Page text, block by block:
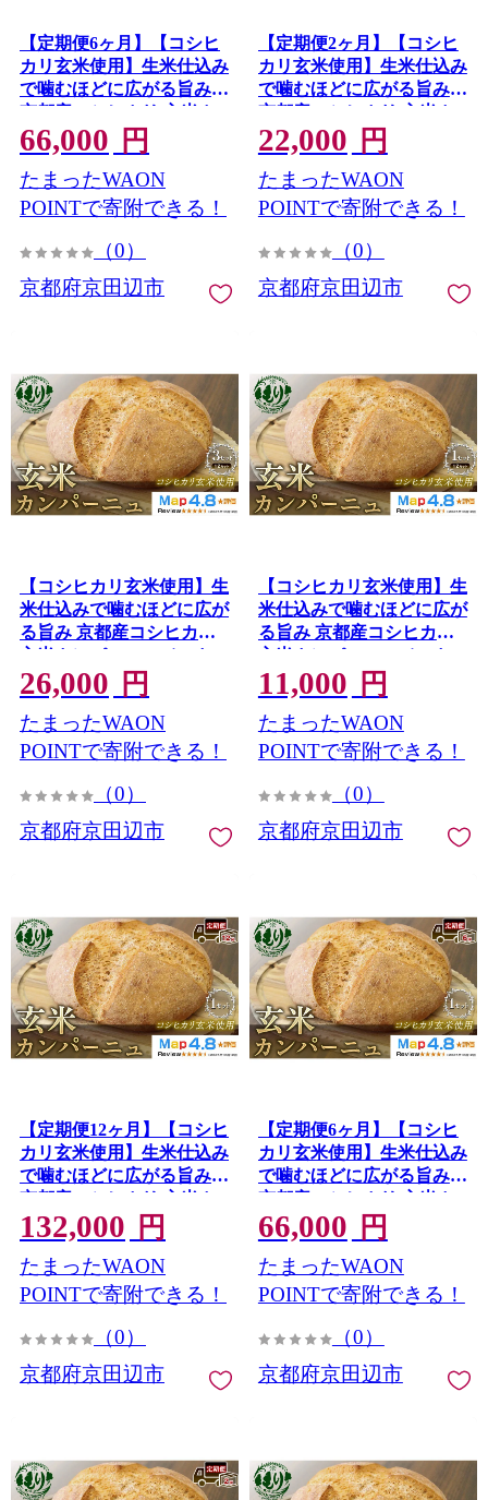
【定期便6ヶ月】【コシヒ
カリ玄米使用】生米仕込み
で噛むほどに広がる旨み
京都産コシヒカリ 玄米カ
ンパーニュ（12カット）1
セット カンパーニュ パン
米粉パン グルテンフリー
玄米パン 国産米 アレルギ
66,000 円
たまったWAON
POINTで寄附できる！
（0）
京都府京田辺市
【定期便2ヶ月】【コシヒ
カリ玄米使用】生米仕込み
で噛むほどに広がる旨み
京都産コシヒカリ 玄米カ
ンパーニュ（12カット） 1
セット カンパーニュ パン
米粉パン グルテンフリー
玄米パン 国産米 アレルギ
22,000 円
たまったWAON
POINTで寄附できる！
（0）
京都府京田辺市
【コシヒカリ玄米使用】生
米仕込みで噛むほどに広が
る旨み 京都産コシヒカリ
玄米カンパーニュ（12カッ
ト） 3セット カンパーニュ
パン 米粉パン グルテンフ
リー 玄米パン 冷凍パン 国
産米 アレルギー対応
26,000 円
たまったWAON
POINTで寄附できる！
（0）
京都府京田辺市
【コシヒカリ玄米使用】生
米仕込みで噛むほどに広が
る旨み 京都産コシヒカリ
玄米カンパーニュ（12カッ
ト） 1セット カンパーニュ
パン 米粉パン グルテンフ
リー 玄米パン 冷凍パン 国
産米 アレルギー対応
11,000 円
たまったWAON
POINTで寄附できる！
（0）
京都府京田辺市
【定期便12ヶ月】【コシヒ
カリ玄米使用】生米仕込み
で噛むほどに広がる旨み
京都産コシヒカリ 玄米カ
ンパーニュ 1セット カンパ
ーニュ パン 米粉パン グル
テンフリー 玄米パン 冷凍
パン 国産米 アレルギー対
132,000 円
たまったWAON
POINTで寄附できる！
（0）
京都府京田辺市
【定期便6ヶ月】【コシヒ
カリ玄米使用】生米仕込み
で噛むほどに広がる旨み
京都産コシヒカリ 玄米カ
ンパーニュ 1セット カンパ
ーニュ パン 米粉パン グル
テンフリー 玄米パン 冷凍
パン 国産米 アレルギー対
66,000 円
たまったWAON
POINTで寄附できる！
（0）
京都府京田辺市